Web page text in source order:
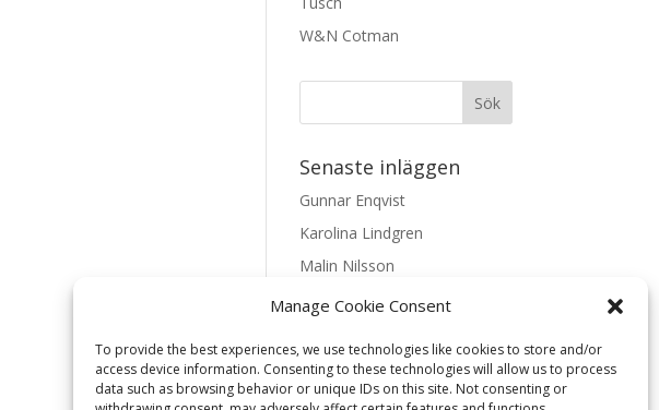
Manage Cookie Consent
To provide the best experiences, we use technologies like cookies to store and/or
access device information. Consenting to these technologies will allow us to process
data such as browsing behavior or unique IDs on this site. Not consenting or
W&N Cotman
Senaste inläggen
Gunnar Enqvist
Karolina Lindgren
Malin Nilsson
Mattis Skogsskir
Textarkiv